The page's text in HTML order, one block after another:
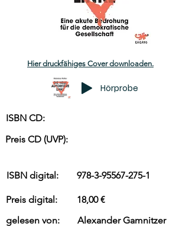
Hier druckfähiges Cover downloaden.
Hörprobe
ISBN CD:
Preis CD (UVP):
ISBN digital:
Preis digital:
gelesen von:
978-3-95567-275-1
18,00 €
Alexander Gamnitzer